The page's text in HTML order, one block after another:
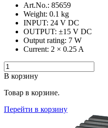
Art.No.: 85659
Weight: 0.1 kg
INPUT: 24 V DC
OUTPUT: ±15 V DC
Output rating: 7 W
Current: 2 × 0.25 A
В корзину
Товар в корзине.
Перейти в корзину